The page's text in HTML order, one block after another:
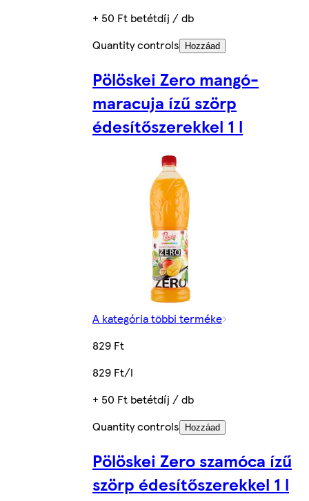
+ 50 Ft betétdíj / db
Quantity controls
Hozzáad
Pölöskei Zero mangó-
maracuja ízű szörp
édesítőszerekkel 1 l
A kategória többi terméke
829 Ft
829 Ft/l
+ 50 Ft betétdíj / db
Quantity controls
Hozzáad
Pölöskei Zero szamóca ízű
szörp édesítőszerekkel 1 l